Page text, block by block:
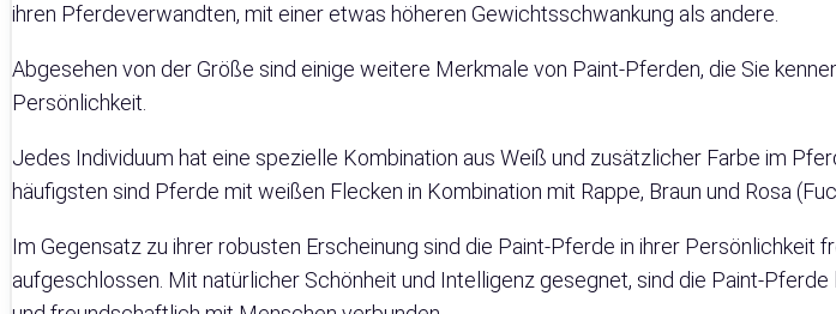
ihren Pferdeverwandten, mit einer etwas höheren Gewichtsschwankung als andere.
Abgesehen von der Größe sind einige weitere Merkmale von Paint-Pferden, die Sie
Persönlichkeit.
Jedes Individuum hat eine spezielle Kombination aus Weiß und zusätzlicher Farbe im
häufigsten sind Pferde mit weißen Flecken in Kombination mit Rappe, Braun und Rosa
Im Gegensatz zu ihrer robusten Erscheinung sind die Paint-Pferde in ihrer Persönlichkeit
aufgeschlossen. Mit natürlicher Schönheit und Intelligenz gesegnet, sind die Paint-